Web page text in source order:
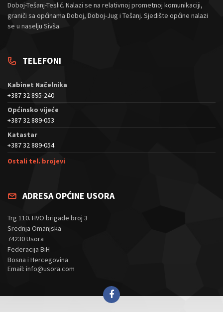
Doboj-Tešanj-Teslić. Nalazi se na relativnoj prometnoj komunikaciji,
graniči sa općinama Doboj, Doboj-Jug i Tešanj. Sjedište općine nalazi
se u naselju Sivša.
TELEFONI
Kabinet Načelnika
+387 32 895-240
Općinsko vijeće
+387 32 889-053
Katastar
+387 32 889-054
Ostali tel. brojevi
ADRESA OPĆINE USORA
Trg 110. HVO brigade broj 3
Srednja Omanjska
74230 Usora
Federacija BiH
Bosna i Hercegovina
Email: info@usora.com